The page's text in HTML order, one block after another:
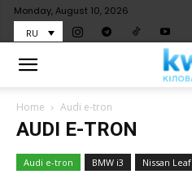
Monday, August 10, 2026
RU
Home Audi e-tron
AUDI E-TRON
Audi e-tron BMW i3 Nissan Leaf